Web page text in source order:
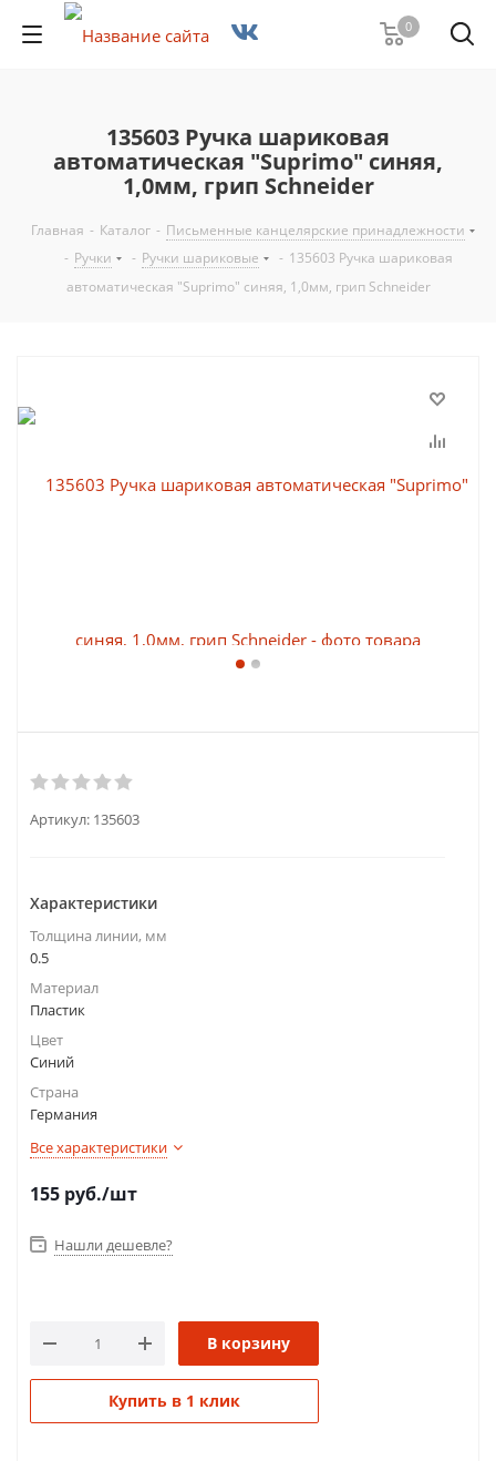
0
135603 Ручка шариковая
автоматическая "Suprimo" синяя,
1,0мм, грип Schneider
Главная - Каталог - Письменные канцелярские принадлежности
- Ручки - Ручки шариковые - 135603 Ручка шариковая
автоматическая "Suprimo" синяя, 1,0мм, грип Schneider
Артикул: 135603
Характеристики
Толщина линии, мм
0.5
Материал
Пластик
Цвет
Синий
Страна
Германия
Все характеристики
155 руб./шт
Нашли дешевле?
В корзину
Купить в 1 клик